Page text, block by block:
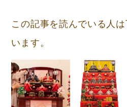
この記事を読んでいる人
います。